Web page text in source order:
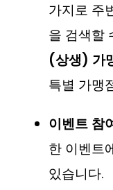
가지로 주
을 검색할
(상생) 가
특별 가맹
이벤트 참
한 이벤트
있습니다.